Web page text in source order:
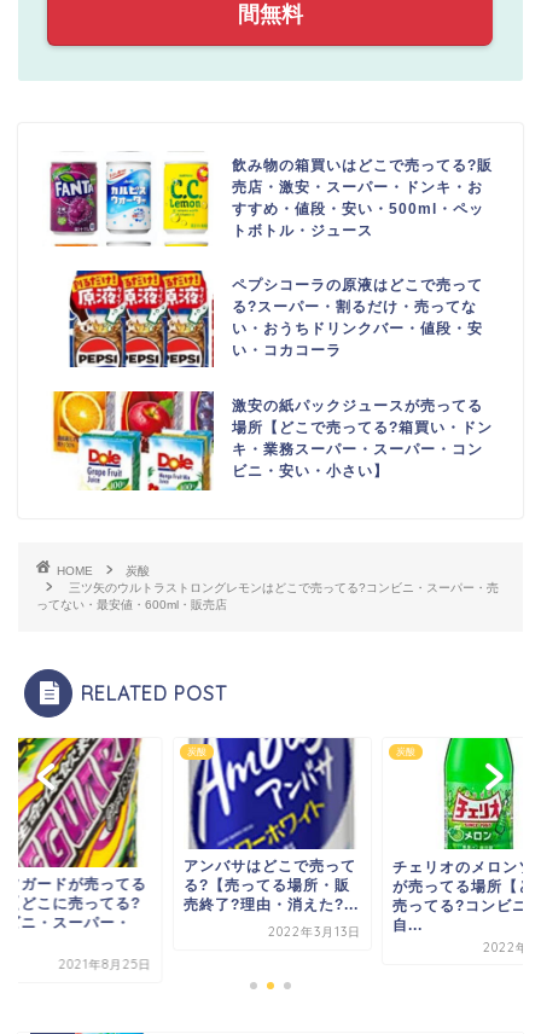
間無料
飲み物の箱買いはどこで売ってる?販
売店・激安・スーパー・ドンキ・お
すすめ・値段・安い・500ml・ペッ
トボトル・ジュース
ペプシコーラの原液はどこで売って
る?スーパー・割るだけ・売ってな
い・おうちドリンクバー・値段・安
い・コカコーラ
激安の紙パックジュースが売ってる
場所【どこで売ってる?箱買い・ドン
キ・業務スーパー・スーパー・コン
ビニ・安い・小さい】
HOME
炭酸
三ツ矢のウルトラストロングレモンはどこで売ってる?コンビニ・スーパー・売
ってない・最安値・600ml・販売店
RELATED POST
炭酸
ンバサはどこで売って
?【売ってる場所・販
終了?理由・消えた?...
2022年3月13日
炭酸
チェリオのメロンソーダ
が売ってる場所【どこで
売ってる?コンビニ・
炭酸
ライフガードが
場所【どこに売